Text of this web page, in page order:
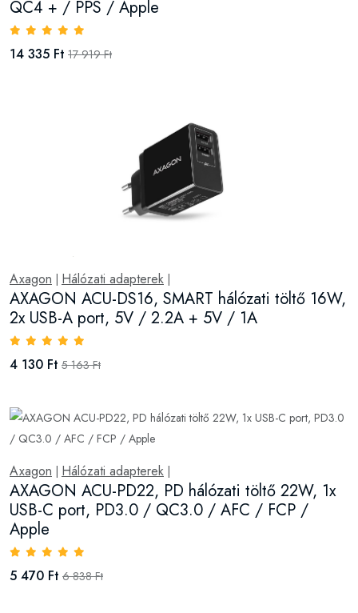
QC4 + / PPS / Apple
14 335 Ft 17 919 Ft
Axagon Hálózati adapterek
AXAGON ACU-DS16, SMART hálózati töltő 16W,
2x USB-A port, 5V / 2.2A + 5V / 1A
4 130 Ft 5 163 Ft
Axagon Hálózati adapterek
AXAGON ACU-PD22, PD hálózati töltő 22W, 1x
USB-C port, PD3.0 / QC3.0 / AFC / FCP /
Apple
5 470 Ft 6 838 Ft